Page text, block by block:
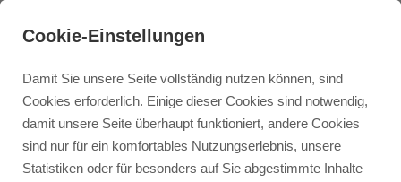
Cookie-Einstellungen
Damit Sie unsere Seite vollständig nutzen können, sind
Cookies erforderlich. Einige dieser Cookies sind notwendig,
damit unsere Seite überhaupt funktioniert, andere Cookies
sind nur für ein komfortables Nutzungserlebnis, unsere
Statistiken oder für besonders auf Sie abgestimmte Inhalte